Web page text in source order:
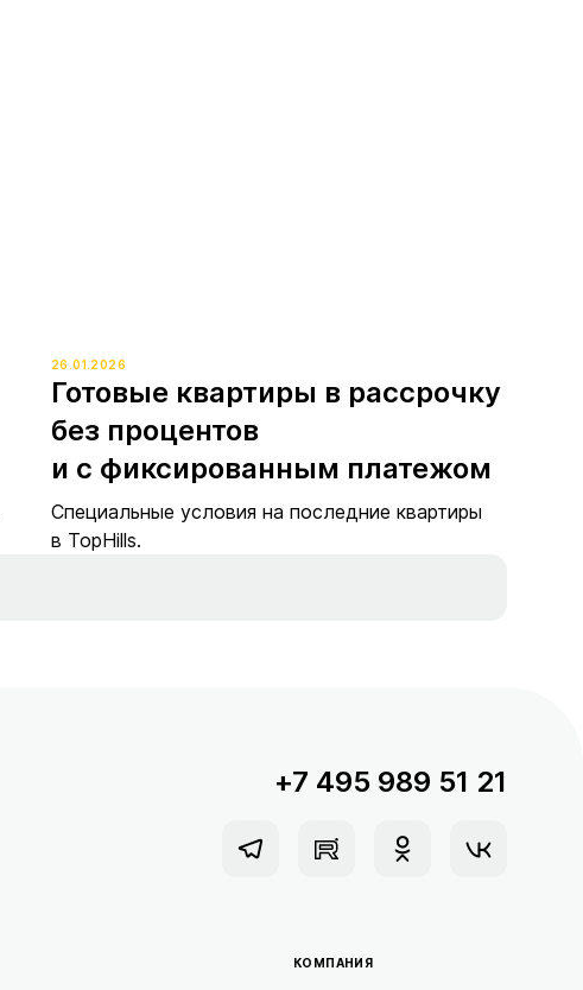
26.01.2026
Готовые квартиры в рассрочку
без процентов
и с фиксированным платежом
Специальные условия на последние квартиры
в TopHills.
+7 495 989 51 21
КОМПАНИЯ